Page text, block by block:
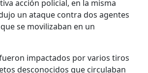
acción policial, en la misma
un ataque contra dos agentes
se movilizaban en un
impactados por varios tiros
desconocidos que circulaban